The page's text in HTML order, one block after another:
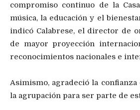
compromiso continuo de la
música, la educación y el
indicó Calabrese, el director de
de mayor proyección
reconocimientos nacionales e
Asimismo, agradeció la
la agrupación para ser parte de